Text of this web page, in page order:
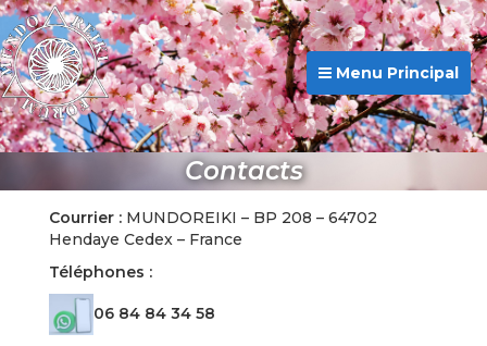
Menu Principal
Contacts
Courrier : MUNDOREIKI – BP 208 – 64702
Hendaye Cedex – France
Téléphones :
06 84 84 34 58